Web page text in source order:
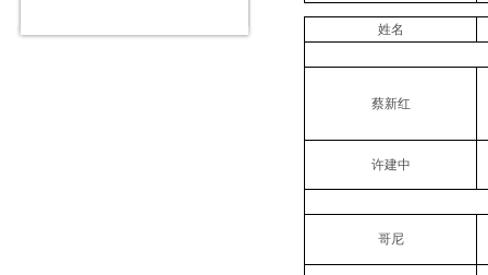
姓名
蔡新红
许建中
哥尼